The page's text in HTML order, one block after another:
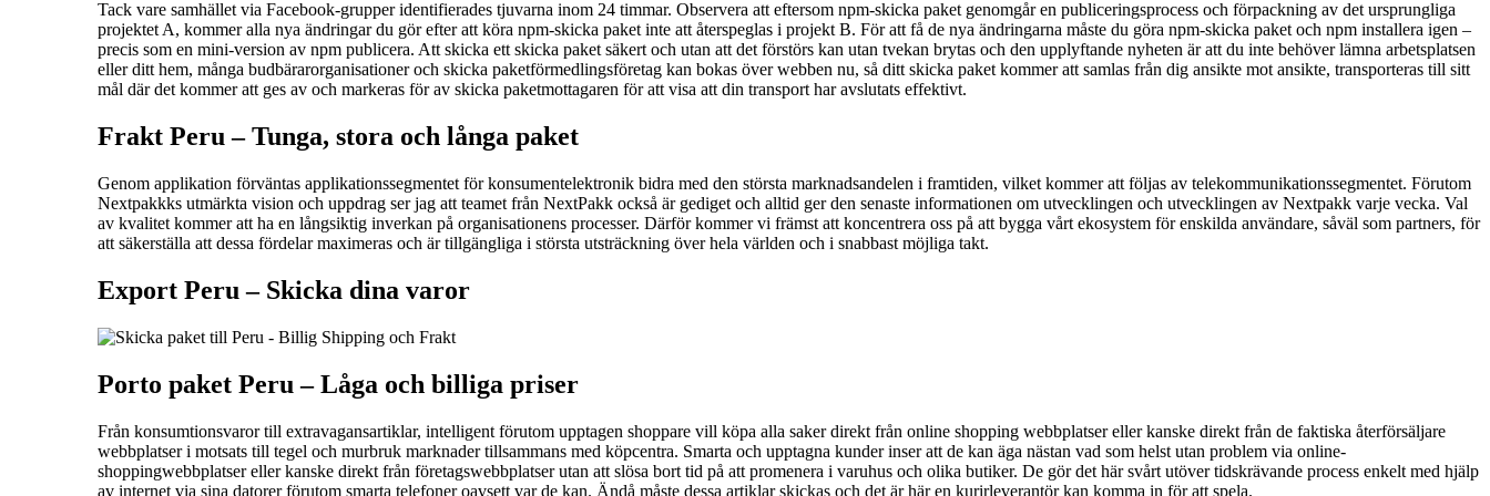
Tack vare samhället via Facebook-grupper identifierades tjuvarna inom 24 timmar. Observera att eftersom npm-skicka paket genomgår en publiceringsprocess och förpackning av det ursprungliga
projektet A, kommer alla nya ändringar du gör efter att köra npm-skicka paket inte att återspeglas i projekt B. För att få de nya ändringarna måste du göra npm-skicka paket och npm installera igen –
precis som en mini-version av npm publicera. Att skicka ett skicka paket säkert och utan att det förstörs kan utan tvekan brytas och den upplyftande nyheten är att du inte behöver lämna arbetsplatsen
eller ditt hem, många budbärarorganisationer och skicka paketförmedlingsföretag kan bokas över webben nu, så ditt skicka paket kommer att samlas från dig ansikte mot ansikte, transporteras till sitt
mål där det kommer att ges av och markeras för av skicka paketmottagaren för att visa att din transport har avslutats effektivt.
Frakt Peru –Tunga, stora och långa paket
Genom applikation förväntas applikationssegmentet för konsumentelektronik bidra med den största marknadsandelen i framtiden, vilket kommer att följas av telekommunikationssegmentet. Förutom
Nextpakkks utmärkta vision och uppdrag ser jag att teamet från NextPakk också är gediget och alltid ger den senaste informationen om utvecklingen och utvecklingen av Nextpakk varje vecka. Val
av kvalitet kommer att ha en långsiktig inverkan på organisationens processer. Därför kommer vi främst att koncentrera oss på att bygga vårt ekosystem för enskilda användare, såväl som partners, för
att säkerställa att dessa fördelar maximeras och är tillgängliga i största utsträckning över hela världen och i snabbast möjliga takt.
Export Peru – Skicka dina varor
Porto paket Peru – Låga och billiga priser
Från konsumtionsvaror till extravagansartiklar, intelligent förutom upptagen shoppare vill köpa alla saker direkt från online shopping webbplatser eller kanske direkt från de faktiska återförsäljare
webbplatser i motsats till tegel och murbruk marknader tillsammans med köpcentra. Smarta och upptagna kunder inser att de kan äga nästan vad som helst utan problem via online-
shoppingwebbplatser eller kanske direkt från företagswebbplatser utan att slösa bort tid på att promenera i varuhus och olika butiker. De gör det här svårt utöver tidskrävande process enkelt med hjälp
av internet via sina datorer förutom smarta telefoner oavsett var de kan. Ändå måste dessa artiklar skickas och det är här en kurirleverantör kan komma in för att spela.